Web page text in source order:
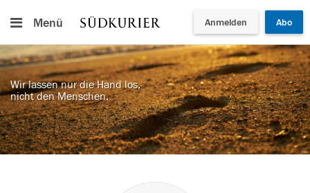
Menü Anmelden Abo
Wir lassen nur die Hand los,
nicht den Menschen.